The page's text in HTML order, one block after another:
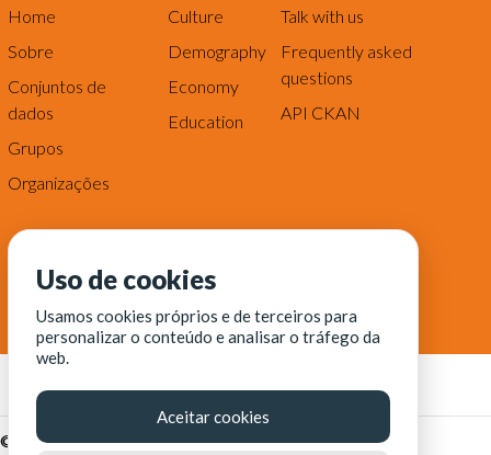
Home
Sobre
Conjuntos de
dados
Grupos
Organizações
Culture
Demography
Economy
Education
Talk with us
Frequently asked
questions
API CKAN
© Fortaleza Digital || CITINOVA - Fundação de Ciência,
Uso de cookies
Usamos cookies próprios e de terceiros para
personalizar o conteúdo e analisar o tráfego da
web.
Aceitar cookies